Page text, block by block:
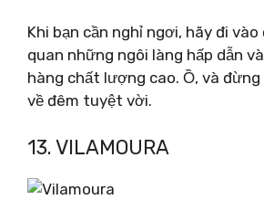
Khi bạn cần nghỉ ngơi, hãy đi
quan những ngôi làng hấp dẫn
hàng chất lượng cao. Ồ, và đừng
về đêm tuyệt vời.
13. VILAMOURA